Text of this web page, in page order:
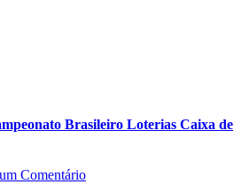
Brasileiro Loterias Caixa de
Comentário